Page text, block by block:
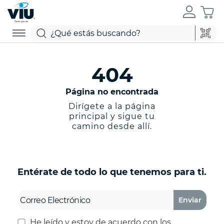
404
Página no encontrada
Dirígete a la página
principal y sigue tu
camino desde allí.
Entérate de todo lo que tenemos para ti.
Enviar